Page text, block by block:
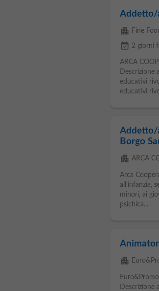
Addetto/
apartment Fine
event_available 2 giorni
ARCA
Descrizione
educativi
educativi
Addetto/
Borgo
apartment ARCA
Arca
all'infanzia,
minori, ai
psichica...
apartment
Descrizione